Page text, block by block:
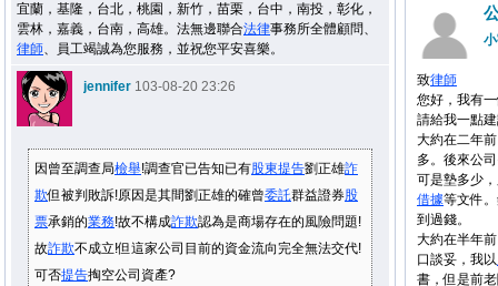
宜蘭，基隆，台北，桃園，新竹，苗栗，台中，南投，彰化，
雲林，嘉義，台南，高雄。法無邊聯合法律事務所全體顧問、
律師、員工竭誠為您服務，並祝您平安喜樂。
jennifer 103-08-20 23:26
因曾至調查局檢舉!調查官已告知已有股東提告劉正雄詐
欺但被判敗訴!原因是其間劉正雄的確曾委託群益證券股
票承銷的業務!故不構成詐欺認為是商場存在的風險問題!
故詐欺不成立!但這家公司目前的資金流向完全無法交代!
可否提告掏空公司資產?
致律師
您好，我有
請給我一點
大約在二年
多。後來公
可是墊多少
借據等文件
到過錢。
大約在半年
口談妥，我以
書，但是前